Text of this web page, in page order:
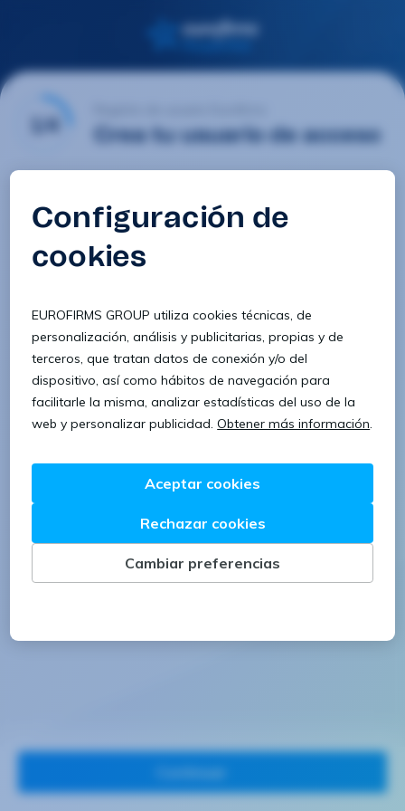
1/4 Crea tu usuario de acceso
Contraseña
Confirmar contraseña
8 caracteres 1 letra minúscula
1 letra mayúscula 1 número